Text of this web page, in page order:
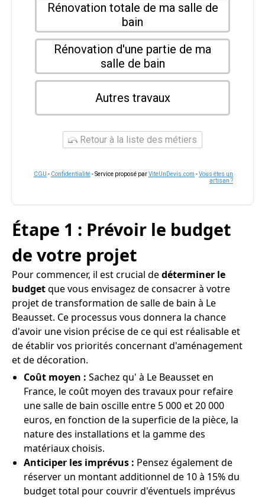
Rénovation totale de ma salle de
bain
Rénovation d'une partie de ma
salle de bain
Autres travaux
Retour à la liste des métiers
CGU - Confidentialité- Service proposé parViteUnDevis.com -Vous êtes un
artisan ?
Étape 1 : Prévoir le budget
de votre projet
Pour commencer, il est crucial dedéterminer le
budgetque vous envisagez de consacrer à votre
projet de transformation de salle de bain à Le
Beausset. Ce processus vous donnera la chance
d'avoir une vision précise de ce qui est réalisable et
de établir vos priorités concernant d'aménagement
et de décoration.
Coût moyen : Sachez qu' à Le Beausset en
France, le coût moyen des travaux pour refaire
une salle de bain oscille entre 5 000 et 20 000
euros, en fonction de la superficie de la pièce, la
nature des installations et la gamme des
matériaux choisis.
Anticiper les imprévus : Pensez également de
réserver un montant additionnel de 10 à 15% du
budget total pour couvrir d'éventuels imprévus